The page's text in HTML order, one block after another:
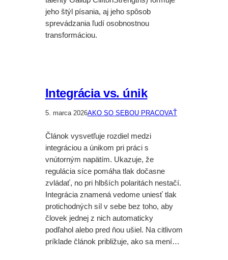
jeho štýl písania, aj jeho spôsob
sprevádzania ľudí osobnostnou
transformáciou.
Integrácia vs. únik
5. marca 2026AKO SO SEBOU PRACOVAŤ
Článok vysvetľuje rozdiel medzi
integráciou a únikom pri práci s
vnútorným napätím. Ukazuje, že
regulácia síce pomáha tlak dočasne
zvládať, no pri hlbších polaritách nestačí.
Integrácia znamená vedome uniesť tlak
protichodných síl v sebe bez toho, aby
človek jednej z nich automaticky
podľahol alebo pred ňou ušiel. Na citlivom
príklade článok približuje, ako sa mení…